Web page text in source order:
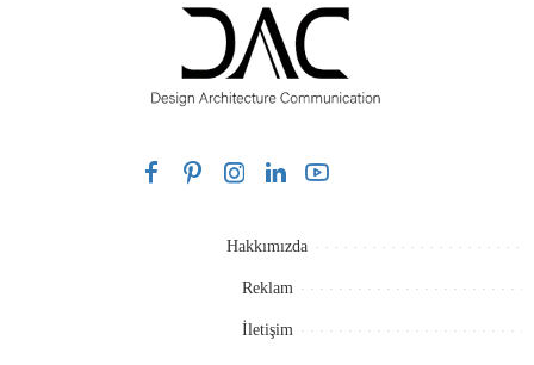
Hakkımızda
Reklam
İletişim